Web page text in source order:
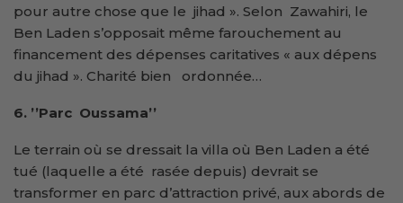
pour autre chose que le jihad ». Selon Zawahiri, le
Ben Laden s’opposait même farouchement au
financement des dépenses caritatives « aux dépens
du jihad ». Charité bien ordonnée…
6. ’’Parc Oussama’’
Le terrain où se dressait la villa où Ben Laden a été
tué (laquelle a été rasée depuis) devrait se
transformer en parc d’attraction privé, aux abords de